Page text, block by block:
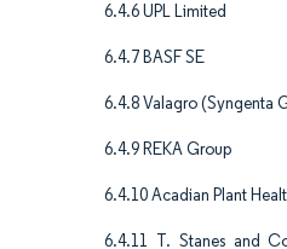
6.4.6 UPL Limited
6.4.7 BASF SE
6.4.8 Valagro (Syngenta
6.4.9 REKA Group
6.4.10 Acadian Plant
6.4.11 T. Stanes and